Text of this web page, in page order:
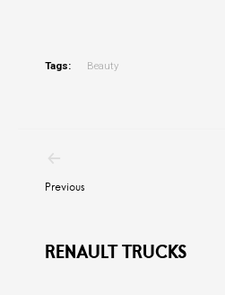
Tags: Beauty
navigation
Previous
RENAULT TRUCKS